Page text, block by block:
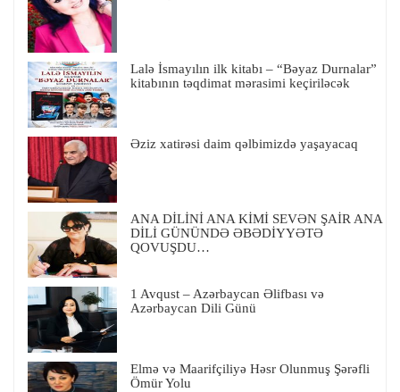
Lalə İsmayılın ilk kitabı – “Bəyaz Durnalar”
kitabının təqdimat mərasimi keçiriləcək
Əziz xatirəsi daim qəlbimizdə yaşayacaq
ANA DİLİNİ ANA KİMİ SEVƏN ŞAİR ANA
DİLİ GÜNÜNDƏ ƏBƏDİYYƏTƏ
QOVUŞDU…
1 Avqust – Azərbaycan Əlifbası və
Azərbaycan Dili Günü
Elmə və Maarifçiliyə Həsr Olunmuş Şərəfli
Ömür Yolu